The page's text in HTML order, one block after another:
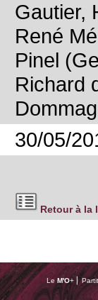
Gautier,
René
Pinel
Richard
30/05/
Retour à la
Le M'O+ ⎢